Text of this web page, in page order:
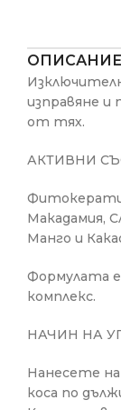
ОПИСАНИЕ
изправяне и
от тях.
АКТИВНИ
Макадамия,
Манго и
Формулата е
комплекс.
НАЧИН НА
Нанесете на
коса по